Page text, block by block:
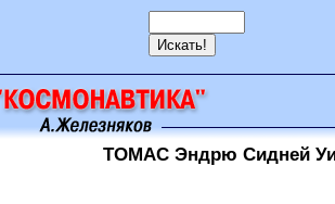
ТОМАС Эндрю Сидней